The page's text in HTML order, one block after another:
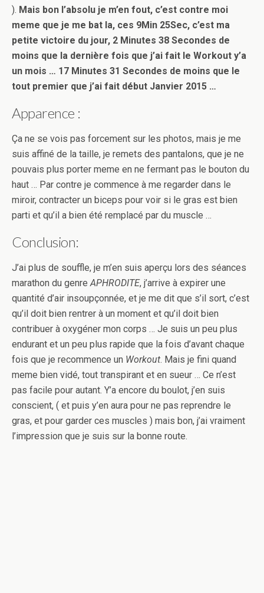
). Mais bon l’absolu je m’en fout, c’est contre moi
meme que je me bat la, ces 9Min 25Sec, c’est ma
petite victoire du jour, 2 Minutes 38 Secondes de
moins que la dernière fois que j’ai fait le Workout y’a
un mois … 17 Minutes 31 Secondes de moins que le
tout premier que j’ai fait début Janvier 2015 …
Apparence :
Ça ne se vois pas forcement sur les photos, mais je me
suis affiné de la taille, je remets des pantalons, que je ne
pouvais plus porter meme en ne fermant pas le bouton du
haut … Par contre je commence à me regarder dans le
miroir, contracter un biceps pour voir si le gras est bien
parti et qu’il a bien été remplacé par du muscle …
Conclusion:
J’ai plus de souffle, je m’en suis aperçu lors des séances
marathon du genreAPHRODITE, j’arrive à expirer une
quantité d’air insoupçonnée, et je me dit que s’il sort, c’est
qu’il doit bien rentrer à un moment et qu’il doit bien
contribuer à oxygéner mon corps … Je suis un peu plus
endurant et un peu plus rapide que la fois d’avant chaque
fois que je recommence un Workout. Mais je fini quand
meme bien vidé, tout transpirant et en sueur … Ce n’est
pas facile pour autant. Y’a encore du boulot, j’en suis
conscient, ( et puis y’en aura pour ne pas reprendre le
gras, et pour garder ces muscles ) mais bon, j’ai vraiment
l’impression que je suis sur la bonne route.